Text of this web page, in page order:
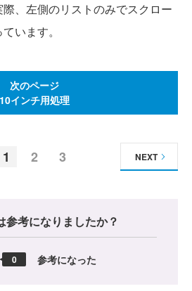
、左側のリストのみでスクロー
います。
次のページ
10インチ用処理
1 2 3 NEXT
参考になりましたか？
0 参考になった